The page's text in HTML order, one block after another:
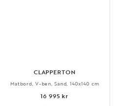
CLAPPERTON
Matbord, V-ben, Sand, 140x140 cm
16 995 kr